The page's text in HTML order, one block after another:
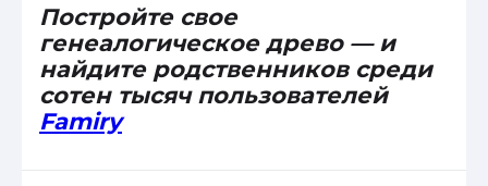
Постройте свое
генеалогическое древо — и
найдите родственников среди
сотен тысяч пользователей
Famiry